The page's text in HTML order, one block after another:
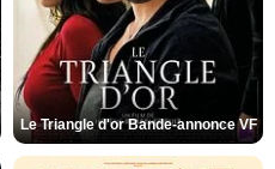
Le Triangle d'or Bande-annonce VF